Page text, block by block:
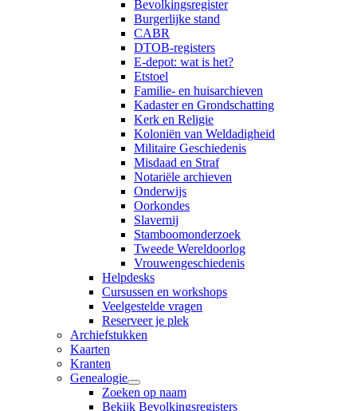
Bevolkingsregister
Burgerlijke stand
CABR
DTOB-registers
E-depot: wat is het?
Etstoel
Familie- en huisarchieven
Kadaster en Grondschatting
Kerk en Religie
Koloniën van Weldadigheid
Militaire Geschiedenis
Misdaad en Straf
Notariële archieven
Onderwijs
Oorkondes
Slavernij
Stamboomonderzoek
Tweede Wereldoorlog
Vrouwengeschiedenis
Helpdesks
Cursussen en workshops
Veelgestelde vragen
Reserveer je plek
Archiefstukken
Kaarten
Kranten
Genealogie
Zoeken op naam
Bekijk Bevolkingsregisters